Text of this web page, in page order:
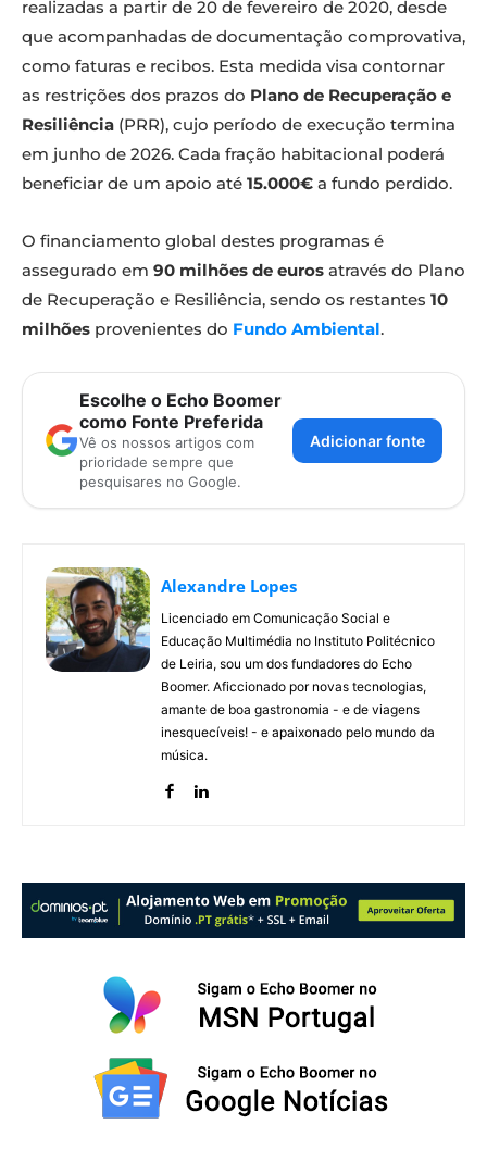
realizadas a partir de 20 de fevereiro de 2020, desde
que acompanhadas de documentação comprovativa,
como faturas e recibos. Esta medida visa contornar
as restrições dos prazos do Plano de Recuperação e
Resiliência (PRR), cujo período de execução termina
em junho de 2026. Cada fração habitacional poderá
beneficiar de um apoio até 15.000€ a fundo perdido.
O financiamento global destes programas é
assegurado em 90 milhões de euros através do Plano
de Recuperação e Resiliência, sendo os restantes 10
milhões provenientes do Fundo Ambiental.
Escolhe o Echo Boomer
como Fonte Preferida
Vê os nossos artigos com
prioridade sempre que
pesquisares no Google.
Adicionar fonte
Alexandre Lopes
Licenciado em Comunicação Social e
Educação Multimédia no Instituto Politécnico
de Leiria, sou um dos fundadores do Echo
Boomer. Aficcionado por novas tecnologias,
amante de boa gastronomia - e de viagens
inesquecíveis! - e apaixonado pelo mundo da
música.